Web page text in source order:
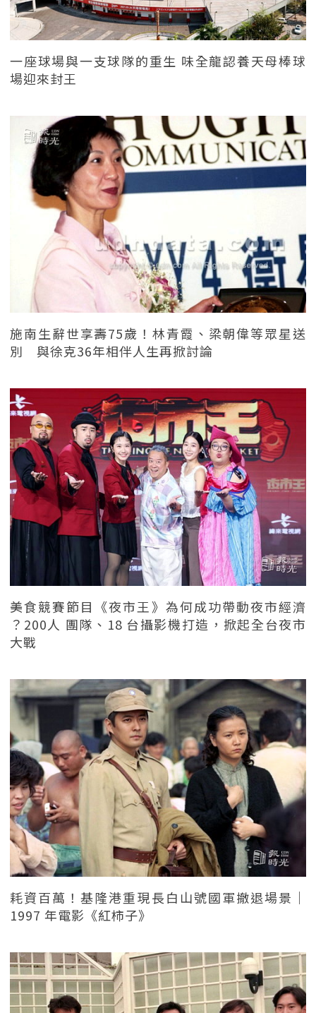
一座球場與一支球隊的重生 味全龍認養天母棒球
場迎來封王
施南生辭世享壽75歲！林青霞、梁朝偉等眾星送
別 與徐克36年相伴人生再掀討論
美食競賽節目《夜市王》為何成功帶動夜市經濟
？200人 團隊、18 台攝影機打造，掀起全台夜市
大戰
耗資百萬！基隆港重現長白山號國軍撤退場景｜
1997 年電影《紅柿子》